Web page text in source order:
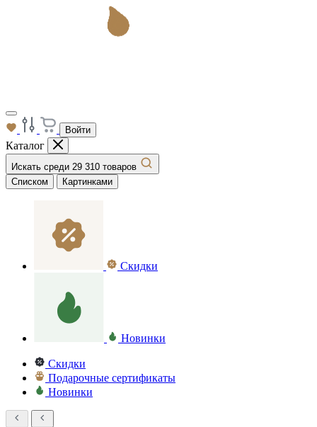
Войти
Каталог
Искать среди 29 310 товаров
Списком
Картинками
Скидки
Новинки
Скидки
Подарочные сертификаты
Новинки